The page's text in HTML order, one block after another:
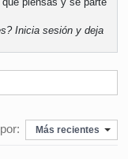
Inicia sesión y deja
Más recientes